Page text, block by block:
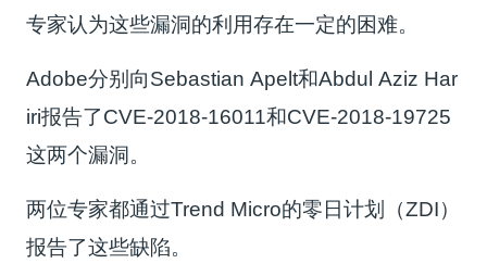
专家认为这些漏洞的利用存在一定的困难。
Adobe分别向Sebastian Apelt和Abdul Aziz Har
iri报告了CVE-2018-16011和CVE-2018-19725
这两个漏洞。
两位专家都通过Trend Micro的零日计划（ZDI）
报告了这些缺陷。